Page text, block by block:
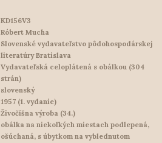
KD156V3
Róbert Mucha
Slovenské vydavateľstvo pôdohospodárskej
literatúry Bratislava
Vydavateľská celoplátená s obálkou (304
strán)
slovenský
1957 (1. vydanie)
Živočíšna výroba (34.)
obálka na niekoľkých miestach podlepená,
ošúchaná, s úbytkom na vyblednutom